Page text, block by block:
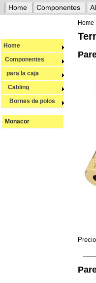
Home Componentes
Home
Home
Componentes
para la caja
Cabling
Bornes de polos
Monacor